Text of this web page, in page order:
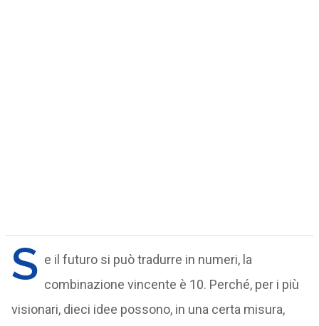
S e il futuro si può tradurre in numeri, la
combinazione vincente è 10. Perché, per i più
visionari, dieci idee possono, in una certa misura,